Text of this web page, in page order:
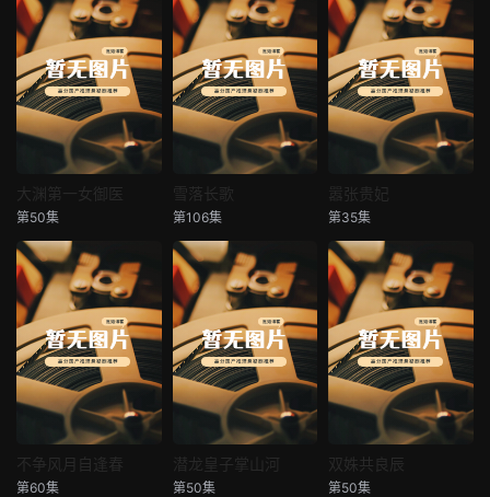
大渊第一女御医
大渊第一女御医
第50集
雪落长歌
雪落长歌
第106集
嚣张贵妃
嚣张贵妃
第35集
不争风月自逢春
第60集
潜龙皇子掌山河
第50集
双姝共良辰
双姝共良辰
第50集